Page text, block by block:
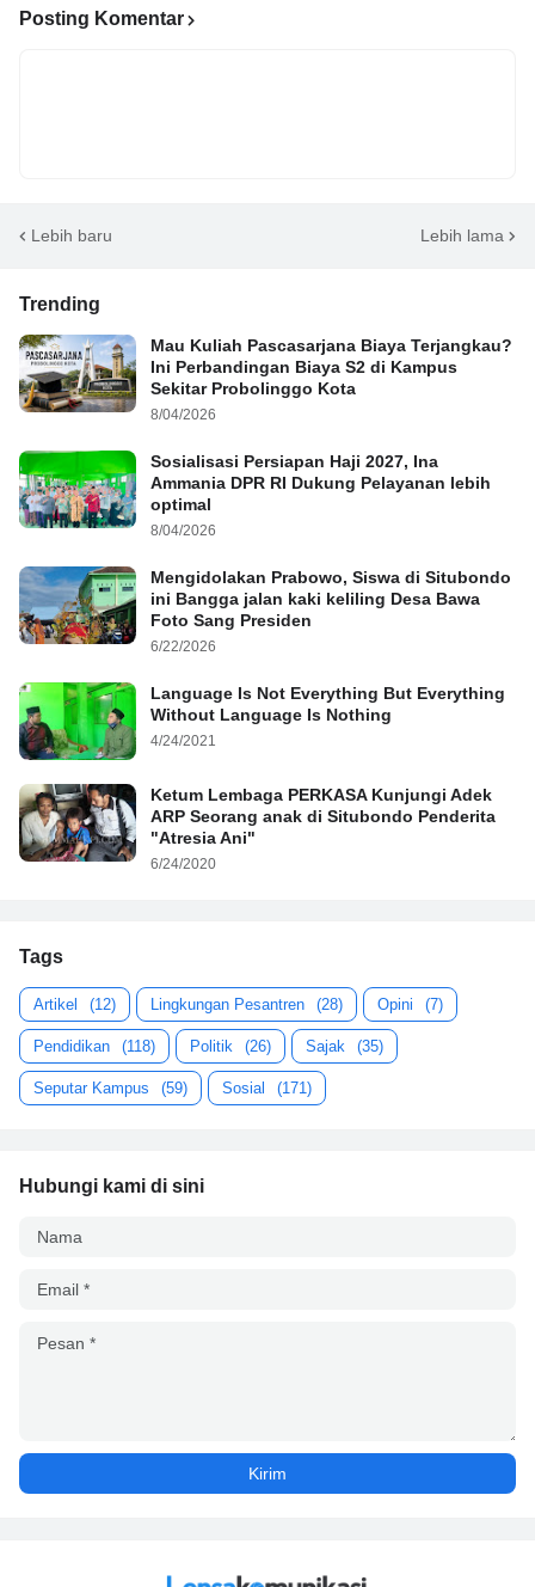
Posting Komentar
Lebih baru Lebih lama
Trending
Mau Kuliah Pascasarjana Biaya Terjangkau?
Ini Perbandingan Biaya S2 di Kampus
Sekitar Probolinggo Kota
8/04/2026
Sosialisasi Persiapan Haji 2027, Ina
Ammania DPR RI Dukung Pelayanan lebih
optimal
8/04/2026
Mengidolakan Prabowo, Siswa di Situbondo
ini Bangga jalan kaki keliling Desa Bawa
Foto Sang Presiden
6/22/2026
Language Is Not Everything But Everything
Without Language Is Nothing
4/24/2021
Ketum Lembaga PERKASA Kunjungi Adek
ARP Seorang anak di Situbondo Penderita
"Atresia Ani"
6/24/2020
Tags
Artikel (12) Lingkungan Pesantren (28) Opini (7)
Pendidikan (118) Politik (26) Sajak (35)
Seputar Kampus (59) Sosial (171)
Hubungi kami di sini